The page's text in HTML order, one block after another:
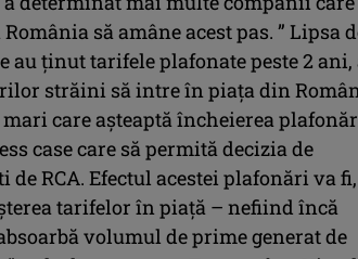
să amâne acest pas. ” Lipsa
ținut tarifele plafonate peste 2 ani,
străini să intre în piața din
care așteaptă încheierea
case care să permită decizia de
de RCA. Efectul acestei plafonări va
tarifelor în piață – nefiind încă
volumul de prime generat de